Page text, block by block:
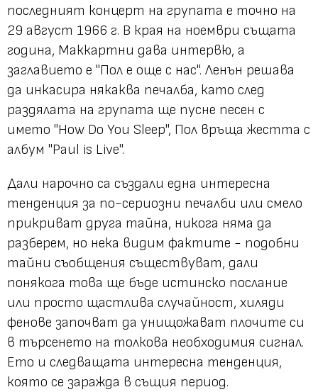
последният концерт на групата е точно на
29 август 1966 г. В края на ноември същата
година, Маккартни дава интервю, а
заглавието е "Пол е още с нас". Ленън решава
да инкасира някаква печалба, като след
раздялата на групата ще пусне песен с
името "How Do You Sleep", Пол връща жестта с
албум "Paul is Live".
Дали нарочно са създали една интересна
тенденция за по-сериозни печалби или смело
прикриват друга тайна, никога няма да
разберем, но нека видим фактите - подобни
тайни съобщения съществуват, дали
понякога това ще бъде истинско послание
или просто щастлива случайност, хиляди
фенове започват да унищожават плочите си
в търсенето на толкова необходимия сигнал.
Ето и следващата интересна тенденция,
която се заражда в същия период.